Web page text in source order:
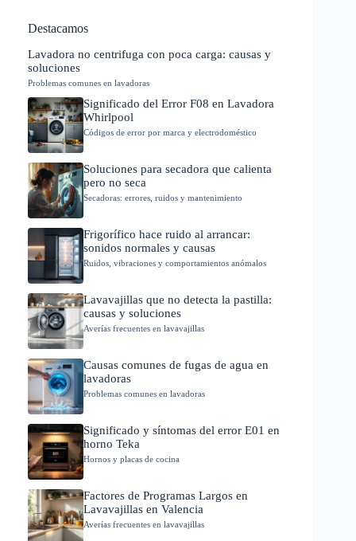
Destacamos
Lavadora no centrifuga con poca carga: causas y
soluciones
Problemas comunes en lavadoras
Significado del Error F08 en Lavadora
Whirlpool
Códigos de error por marca y electrodoméstico
Soluciones para secadora que calienta
pero no seca
Secadoras: errores, ruidos y mantenimiento
Frigorífico hace ruido al arrancar:
sonidos normales y causas
Ruidos, vibraciones y comportamientos anómalos
Lavavajillas que no detecta la pastilla:
causas y soluciones
Averías frecuentes en lavavajillas
Causas comunes de fugas de agua en
lavadoras
Problemas comunes en lavadoras
Significado y síntomas del error E01 en
horno Teka
Hornos y placas de cocina
Factores de Programas Largos en
Lavavajillas en Valencia
Averías frecuentes en lavavajillas